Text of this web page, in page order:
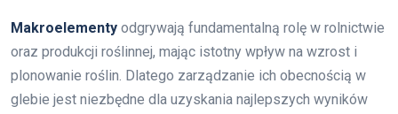
Makroelementy odgrywają fundamentalną rolę w rolnictwie
oraz produkcji roślinnej, mając istotny wpływ na wzrost i
plonowanie roślin. Dlatego zarządzanie ich obecnością w
glebie jest niezbędne dla uzyskania najlepszych wyników